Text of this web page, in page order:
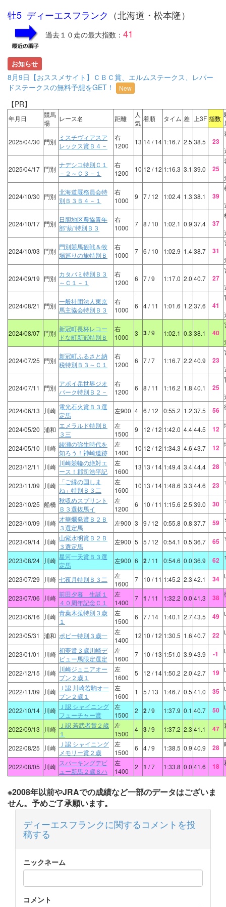
牡5 ディーエスフランク （北海道・松本隆）
過去１０走の最大指数： 41
お知らせ
8月9日【おススメサイト】ＣＢＣ賞、エルムステークス、レパー
ドステークスの無料予想をGET！
New
【PR】
年月日
競馬
場
レース名 距離
人
気
着順 タイム 差 上3F 指数
2025/04/30 門別
ミスチヴィアスア
レックス賞Ｂ４－
右
1200
13 14/ 14 1:16.7 2.5 38.5 23
2025/04/17 門別
ナデシコ特別Ｃ１
－２～Ｃ３－１
右
1200
10 12 / 12 1:16.3 3.1 39.0 25
2024/10/30 門別
北海道厩務員会特
別Ｂ３Ｂ４－１
右
1000
9 7/ 12 1:02.4 1.3 38.1 39
2024/10/17 門別
日胆地区農協青年
部“紡”特別Ｂ３
右
1000
7 8 / 10 1:02.1 0.9 37.4 37
2024/10/03 門別
門別競馬観戦＆牧
場巡りの旅特別Ｂ
右
1000
7 6 / 10 1:02.9 1.438.7 31
2024/09/19 門別
カタバミ特別Ｂ３
～Ｃ１－１
右
1200
6 7/ 9 1:17.0 2.0 40.7 27
2024/08/21 門別
一般社団法人東京
馬主協会特別Ｂ３
右
1000
6 4/ 11 1:01.6 1.2 37.6 41
2024/08/07 門別
新冠町長杯レコー
ドな町新冠特別Ｂ
右
1000
3 3/ 9 1:02.1 0.3 38.1 40
2024/07/25 門別
新冠町ふるさと納
税特別Ｂ３～Ｃ１
右
1200
6 7/ 7 1:16.7 2.2 40.9 23
2024/07/11 門別
アポイ岳世界ジオ
パーク特別Ｂ２－
右
1200
6 8 / 11 1:16.2 1.8 40.1 25
2024/06/13
川崎 電光石火賞Ｂ３選
定馬
左900 4 6 / 12 0:55.2 1.2 37.5 56
2024/05/20 浦和 エメラルド特別Ｂ
３三
左
1500
9 12 / 12 1:42.0 4.444.5 12
2024/05/10
川崎 綾瀬の弥生時代を
知ろう！神崎遺跡
左
1400
10 12 / 12 1:34.3 4.6 43.7 12
2023/12/11
川崎 川崎競輪の絶対エ
ース！郡司浩平記
左
1600
13 13 / 14 1:49.4 3.444.4 28
2023/11/09
川崎
「ご縁の国しま
ね」特別Ｂ３二
左
1600
10 13 / 14 1:48.6 3.3 44.6 23
2023/10/25 船橋 秋収めスプリント
Ｂ３選抜馬イ
左
1200
6 10 / 11 1:15.6 2.5 39.0 30
2023/10/09
川崎 才華爛発賞Ｂ２Ｂ
３選定馬
左900 3 9 / 12 0:55.8 0.8 37.7 59
2023/09/14 川崎 山紫水明賞Ｂ２Ｂ
３選定馬
左900 5 5 / 12 0:54.1 0.5 36.7 65
2023/08/24 川崎 星河一天賞Ｂ３選
定馬
左900 6 2/ 11 0:54.6 0.0 36.9 62
2023/07/29
川崎 七夜月特別Ｂ３二
左
1600
7 10 / 11 1:45.2 2.3 42.1 34
2023/07/06
川崎 前田夕暮 生誕１
４０周年記念Ｃ１
左
1400
7 1 / 11 1:32.2 0.0 41.3 38
2023/06/16
川崎 青葉木菟特別３歳
１
左
1500
6 7/ 14 1:40.1 2.743.5 49
2023/05/31 浦和 ポピー特別３歳一
左
1400
12 10 / 12 1:30.5 1.6 40.7 22
2023/01/01
川崎 初夢賞３歳川崎デ
ビュー馬限定選定
左
1600
7 10 / 13 1:51.0 3.9 43.9 -1
2022/12/15
川崎 川崎ジュニアオー
プン２歳１
左
1600
5 12 / 14 1:50.2 2.0 42.7 19
2022/11/09
川崎
Ｊ認 川崎若駒オー
プン２歳１
左
1600
1 5 / 13 1:46.7 0.5 41.0 35
2022/10/14 川崎
Ｊ認 シャイニング
フューチャー賞
左
1500
2 2/ 9 1:37.9 0.1 40.7 50
2022/09/13
川崎
Ｊ認 若武者賞２歳
１
左
1500
4 3/ 9 1:37.2 2.3 41.1 47
2022/08/25
川崎
Ｊ認 シャイニング
メモリー賞２歳
左
1500
6 4/ 9 1:38.5 0.9 40.9 28
2022/08/05
川崎 スパーキングデビ
ュー新馬２歳８ハ
左
1400
2 1 / 7 1:33.8 0.0 41.6 18
※2008年以前やJRAでの成績など一部のデータはございま
せん。予めご了承願います。
ディーエスフランクに関するコメントを投
稿する
ニックネーム
コメント